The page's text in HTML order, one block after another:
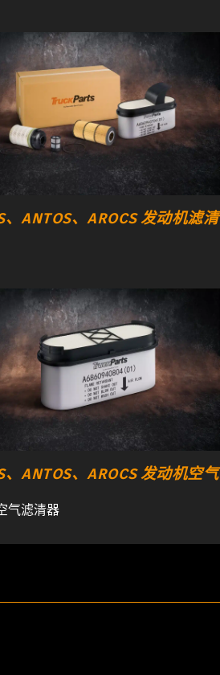
、ANTOS、AROCS 发动机滤清
、ANTOS、AROCS 发动机空气
气滤清器